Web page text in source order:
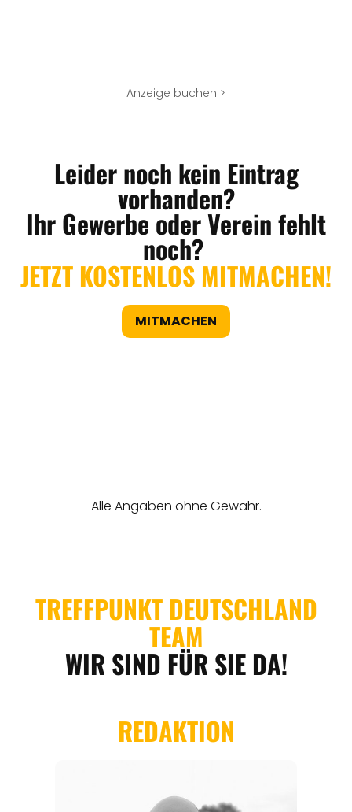
Anzeige buchen >
Leider noch kein Eintrag
vorhanden?
Ihr Gewerbe oder Verein fehlt
noch?
JETZT KOSTENLOS MITMACHEN!
MITMACHEN